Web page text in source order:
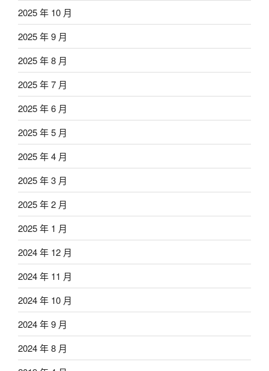
2025 年 10 月
2025 年 9 月
2025 年 8 月
2025 年 7 月
2025 年 6 月
2025 年 5 月
2025 年 4 月
2025 年 3 月
2025 年 2 月
2025 年 1 月
2024 年 12 月
2024 年 11 月
2024 年 10 月
2024 年 9 月
2024 年 8 月